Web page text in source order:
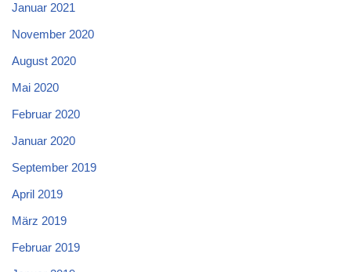
Januar 2021
November 2020
August 2020
Mai 2020
Februar 2020
Januar 2020
September 2019
April 2019
März 2019
Februar 2019